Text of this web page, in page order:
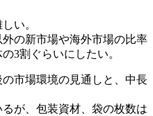
い。
の新市場や海外市場の比率
3割ぐらいにしたい。
市場環境の見通しと、中長
が、包装資材、袋の枚数は